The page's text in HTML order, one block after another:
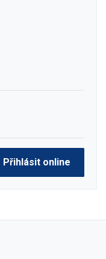
Přihlásit online